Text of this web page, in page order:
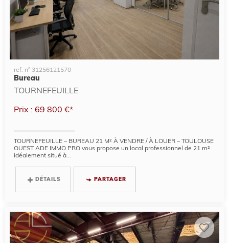
ref. n° 31256121570
Bureau
TOURNEFEUILLE
Prix : 69 800 €*
TOURNEFEUILLE – BUREAU 21 M² À VENDRE / À LOUER – TOULOUSE
OUEST ADE IMMO PRO vous propose un local professionnel de 21 m²
idéalement situé à...
DÉTAILS PARTAGER